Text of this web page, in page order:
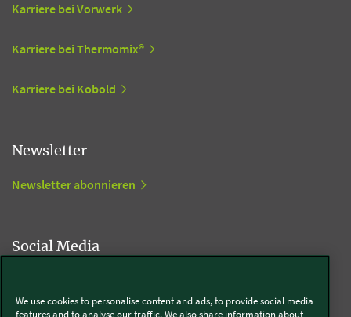
Karriere bei Vorwerk
Karriere bei Thermomix®
Karriere bei Kobold
Newsletter
Newsletter abonnieren
Social Media
We use cookies to personalise content and ads, to provide social media
features and to analyse our traffic. We also share information about